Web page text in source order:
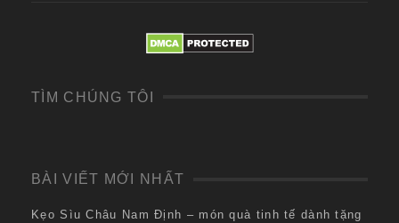
TÌM CHÚNG TÔI
BÀI VIẾT MỚI NHẤT
Kẹo Sìu Châu Nam Định – món quà tinh tế dành tặng